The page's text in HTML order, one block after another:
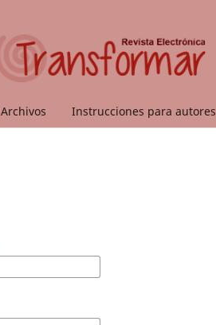
Archivos Instrucciones para autores